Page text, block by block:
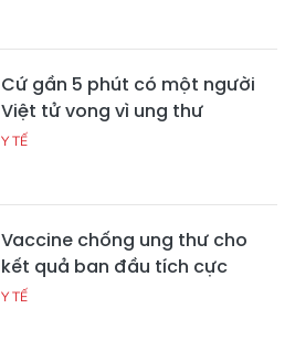
Cứ gần 5 phút có một người
Việt tử vong vì ung thư
Y TẾ
Vaccine chống ung thư cho
kết quả ban đầu tích cực
Y TẾ